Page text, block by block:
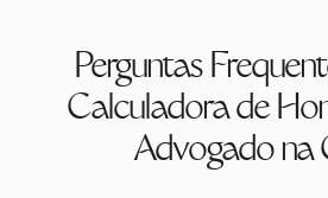
Perguntas
Calculadora de
Advogado na